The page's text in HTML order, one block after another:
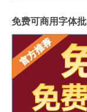
免费可商用字体